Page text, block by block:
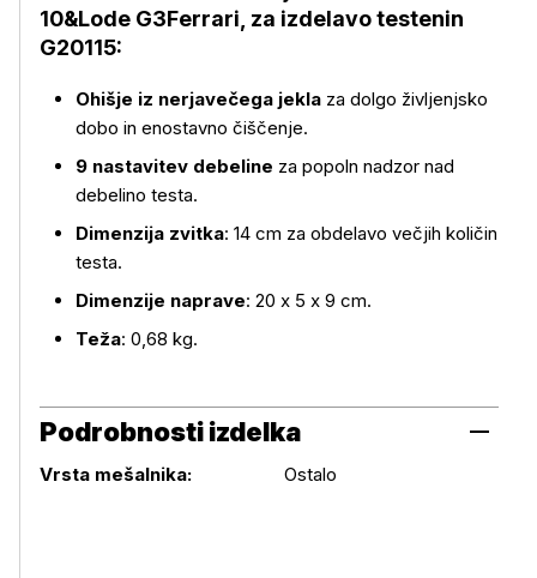
10&Lode G3Ferrari, za izdelavo testenin
G20115:
Ohišje iz nerjavečega jekla za dolgo življenjsko
dobo in enostavno čiščenje.
9 nastavitev debeline za popoln nadzor nad
debelino testa.
Dimenzija zvitka: 14 cm za obdelavo večjih količin
testa.
Dimenzije naprave: 20 x 5 x 9 cm.
Teža: 0,68 kg.
Podrobnosti izdelka
Podrobnosti izdelka
Vrsta mešalnika: Ostalo